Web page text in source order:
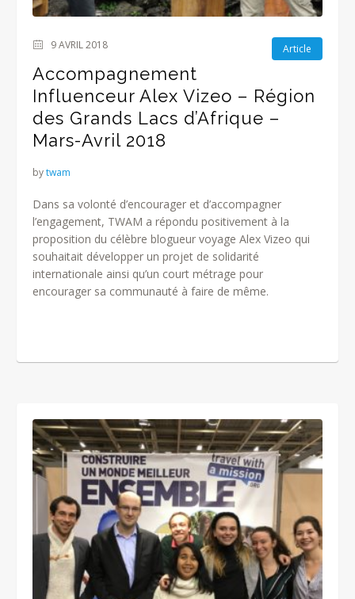
Article
9 AVRIL 2018
Accompagnement
Influenceur Alex Vizeo – Région
des Grands Lacs d’Afrique –
Mars-Avril 2018
bytwam
Dans sa volonté d’encourager et d’accompagner
l’engagement, TWAM a répondu positivement à la
proposition du célèbre blogueur voyage Alex Vizeo qui
souhaitait développer un projet de solidarité
internationale ainsi qu’un court métrage pour
encourager sa communauté à faire de même.